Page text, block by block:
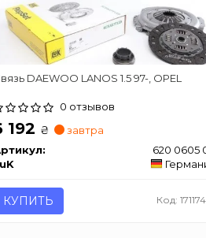
DAEWOO LANOS 1.5 97-, OPEL
0 отзывов
192 ₴
завтра
620 0605
КУПИТЬ Код: